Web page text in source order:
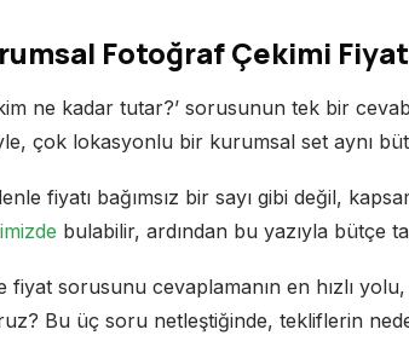
Fotoğraf Çekimi
ne kadar tutar?’ sorusunun tek bir
çok lokasyonlu bir kurumsal set aynı
fiyatı bağımsız bir sayı gibi değil,
bulabilir, ardından bu yazıyla bütçe
fiyat sorusunu cevaplamanın en hızlı
Bu üç soru netleştiğinde, tekliflerin